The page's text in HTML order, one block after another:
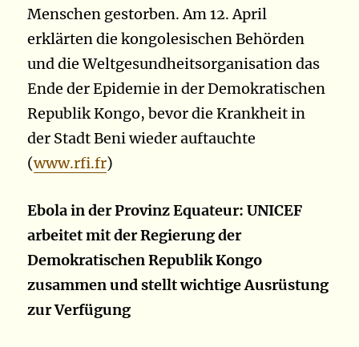
Menschen gestorben. Am 12. April
erklärten die kongolesischen Behörden
und die Weltgesundheitsorganisation das
Ende der Epidemie in der Demokratischen
Republik Kongo, bevor die Krankheit in
der Stadt Beni wieder auftauchte
(www.rfi.fr)
Ebola in der Provinz Equateur: UNICEF
arbeitet mit der Regierung der
Demokratischen Republik Kongo
zusammen und stellt wichtige Ausrüstung
zur Verfügung